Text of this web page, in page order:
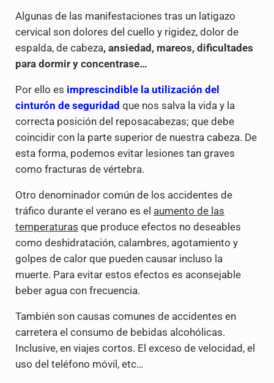
Algunas de las manifestaciones tras un latigazo
cervical son dolores del cuello y rigidez, dolor de
espalda, de cabeza, ansiedad , mareos, dificultades
para dormir y concentrase…
Por ello es imprescindible la utilización del
cinturón de seguridad que nos salva la vida y la
correcta posición del reposacabezas; que debe
coincidir con la parte superior de nuestra cabeza. De
esta forma, podemos evitar lesiones tan graves
como fracturas de vértebra.
Otro denominador común de los accidentes de
tráfico durante el verano es el aumento de las
temperaturas que produce efectos no deseables
como deshidratación, calambres, agotamiento y
golpes de calor que pueden causar incluso la
muerte. Para evitar estos efectos es aconsejable
beber agua con frecuencia.
También son causas comunes de accidentes en
carretera el consumo de bebidas alcohólicas.
Inclusive, en viajes cortos. El exceso de velocidad, el
uso del teléfono móvil, etc…